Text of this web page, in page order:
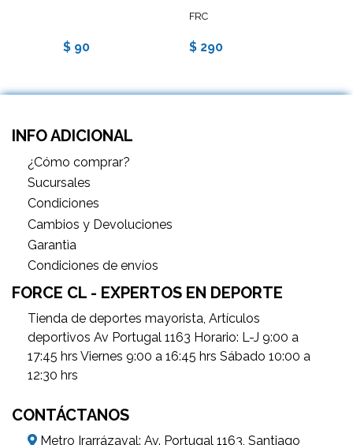
$ 90
FRC
$ 290
INFO ADICIONAL
¿Cómo comprar?
Sucursales
Condiciones
Cambios y Devoluciones
Garantìa
Condiciones de envíos
FORCE CL - EXPERTOS EN DEPORTE
Tienda de deportes mayorista, Artículos
deportivos Av Portugal 1163 Horario: L-J 9:00 a
17:45 hrs Viernes 9:00 a 16:45 hrs Sábado 10:00 a
12:30 hrs
CONTÁCTANOS
Metro Irarrázaval: Av. Portugal 1163, Santiago